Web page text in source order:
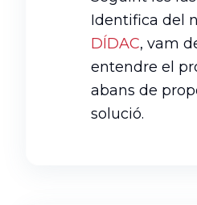
Identifica del
DÍDAC, vam
entendre el
abans de
solució.